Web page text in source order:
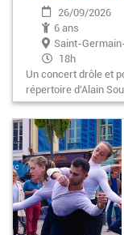
26/09/2026
6 ans
Saint-
18h
Un concert drôle et
répertoire d'Alain